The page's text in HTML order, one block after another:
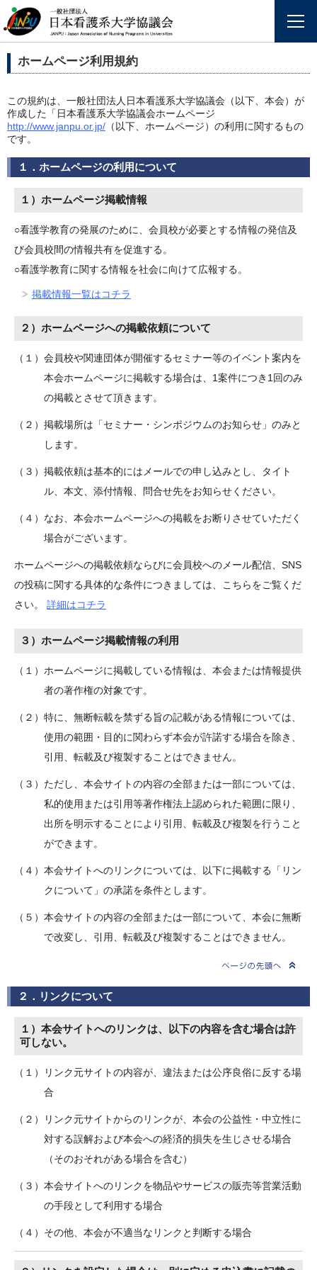
ホームページ利用規約
この規約は、一般社団法人日本看護系大学協議会（以下、本会）が
作成した「日本看護系大学協議会ホームページ
http://www.janpu.or.jp/ （以下、ホームページ）の利用に関するもの
です。
１．ホームページの利用について
１）ホームページ掲載情報
○看護学教育の発展のために、会員校が必要とする情報の発信及
び会員校間の情報共有を促進する。
○看護学教育に関する情報を社会に向けて広報する。
掲載情報一覧はコチラ
２）ホームページへの掲載依頼について
（１）会員校や関連団体が開催するセミナー等のイベント案内を
本会ホームページに掲載する場合は、1案件につき1回のみ
の掲載とさせて頂きます。
（２）掲載場所は「セミナー・シンポジウムのお知らせ」のみと
します。
（３）掲載依頼は基本的にはメールでの申し込みとし、タイト
ル、本文、添付情報、問合せ先をお知らせください。
（４）なお、本会ホームページへの掲載をお断りさせていただく
場合がございます。
ホームページへの掲載依頼ならびに会員校へのメール配信、SNS
の投稿に関する具体的な条件につきましては、こちらをご覧くだ
さい。 詳細はコチラ
３）ホームページ掲載情報の利用
（１）ホームページに掲載している情報は、本会または情報提供
者の著作権の対象です。
（２）特に、無断転載を禁ずる旨の記載がある情報については、
使用の範囲・目的に関わらず本会が許諾する場合を除き、
引用、転載及び複製することはできません。
（３）ただし、本会サイトの内容の全部または一部については、
私的使用または引用等著作権法上認められた範囲に限り、
出所を明示することにより引用、転載及び複製を行うこと
ができます。
（４）本会サイトへのリンクについては、以下に掲載する「リン
クについて」の承諾を条件とします。
（５）本会サイトの内容の全部または一部について、本会に無断
で改変し、引用、転載及び複製することはできません。
２．リンクについて
１）本会サイトへのリンクは、以下の内容を含む場合は許
可しない。
（１）リンク元サイトの内容が、違法または公序良俗に反する場
合
（２）リンク元サイトからのリンクが、本会の公益性・中立性に
対する誤解および本会への経済的損失を生じさせる場合
（そのおそれがある場合を含む）
（３）本会サイトへのリンクを物品やサービスの販売等営業活動
の手段として利用する場合
（４）その他、本会が不適当なリンクと判断する場合